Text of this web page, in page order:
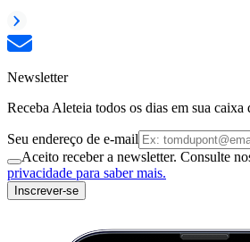
Newsletter
Receba Aleteia todos os dias em sua caixa
Seu endereço de e-mail
Aceito receber a newsletter. Consulte
privacidade para saber mais.
Inscrever-se